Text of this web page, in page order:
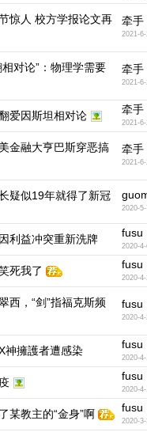
惊人 校方学报论文再
牵手
2021-
对论”：物理学需要
牵手
2021-
爱因斯坦相对论 牵手
2021-
金融大亨巴斯穿恶搞
牵手
2021-
疑似19年就得了新冠
2020-5-
利益冲突重新洗牌 fusu
2020-4-
死我了 fusu
2020-4-
西，“剑”指福克斯频
fusu
2020-4-
神擁護者遭感染 fusu
2020-4-
fusu
2020-4-
某教主的“金身”啊 fusu
2020-